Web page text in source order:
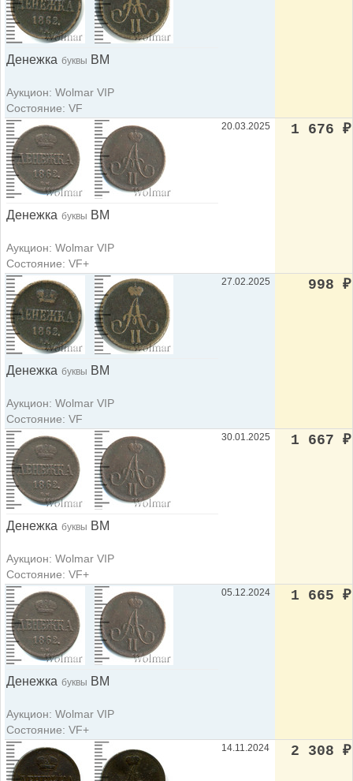
Денежка буквы ВМ
Аукцион: Wolmar VIP
Состояние: VF
Денежка буквы ВМ
Аукцион: Wolmar VIP
Состояние: VF+
20.03.2025 1 676 ₽
Денежка буквы ВМ
Аукцион: Wolmar VIP
Состояние: VF
27.02.2025 998 ₽
Денежка буквы ВМ
Аукцион: Wolmar VIP
Состояние: VF+
30.01.2025 1 667 ₽
Денежка буквы ВМ
Аукцион: Wolmar VIP
Состояние: VF+
05.12.2024 1 665 ₽
14.11.2024 2 308 ₽